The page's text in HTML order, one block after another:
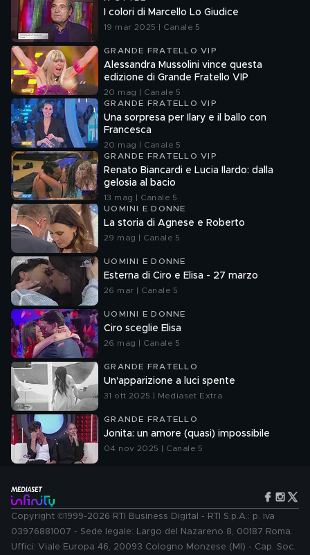
I colori di Marcello Lo Giudice
19 mar 2025 | Canale 5
GRANDE FRATELLO VIP
Alessandra Mussolini vince questa
edizione di Grande Fratello VIP
20 mag | Canale 5
GRANDE FRATELLO VIP
Una sorpresa per Ilary e il ballo con
Francesca
20 mag | Canale 5
GRANDE FRATELLO VIP
Renato Biancardi e Lucia Ilardo: dalla
gelosia al bacio
13 mag | Canale 5
UOMINI E DONNE
La storia di Agnese e Roberto
29 mag | Canale 5
UOMINI E DONNE
Esterna di Ciro e Elisa - 27 marzo
26 mar | Canale 5
UOMINI E DONNE
Ciro sceglie Elisa
26 mag | Canale 5
GRANDE FRATELLO
Un'apparizione a luci spente
31 ott 2025 | Mediaset Extra
GRANDE FRATELLO
Jonita: un amore (quasi) impossibile
04 nov 2025 | Canale 5
Copyright ©1999-2026 RTI Business Digital - RTI S.p.A.: p. iva
03976881007 - Sede legale: Largo del Nazareno 8, 00187 Roma.
Uffici: Viale Europa 46, 20093 Cologno Monzese (MI) - Cap. Soc.